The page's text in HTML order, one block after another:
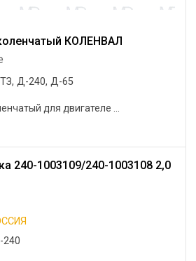
КОЛЕНВАЛ
Д-240, Д-65
для двигателе ...
240-1003109/240-1003108 2,0
240